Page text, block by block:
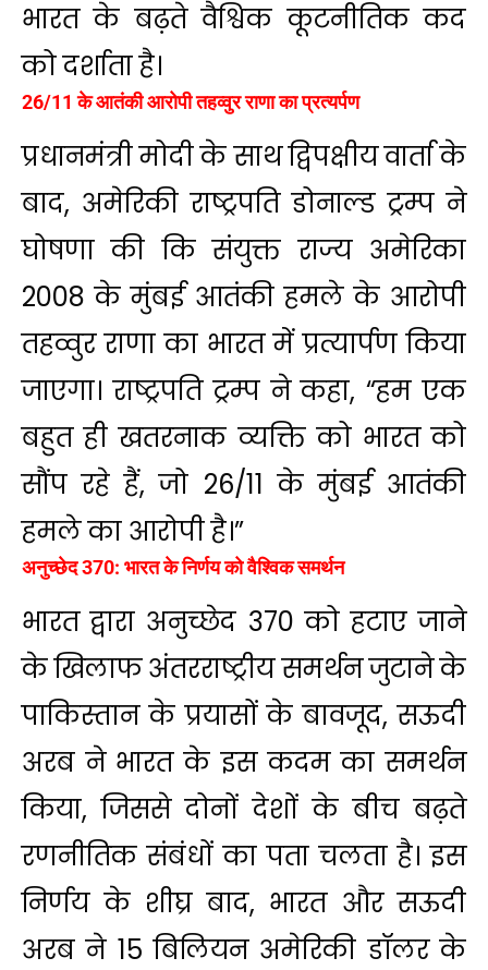
भारत के बढ़ते वैश्विक कूटनीतिक कद
को दर्शाता है।
26/11 के आतंकी आरोपी तहव्वुर राणा का प्रत्यर्पण
प्रधानमंत्री मोदी के साथ द्विपक्षीय वार्ता के
बाद, अमेरिकी राष्ट्रपति डोनाल्ड ट्रम्प ने
घोषणा की कि संयुक्त राज्य अमेरिका
2008 के मुंबई आतंकी हमले के आरोपी
तहव्वुर राणा का भारत में प्रत्यार्पण किया
जाएगा। राष्ट्रपति ट्रम्प ने कहा, “हम एक
बहुत ही खतरनाक व्यक्ति को भारत को
सौंप रहे हैं, जो 26/11 के मुंबई आतंकी
हमले का आरोपी है।”
अनुच्छेद 370: भारत के निर्णय को वैश्विक समर्थन
भारत द्वारा अनुच्छेद 370 को हटाए जाने
के खिलाफ अंतरराष्ट्रीय समर्थन जुटाने के
पाकिस्तान के प्रयासों के बावजूद, सऊदी
अरब ने भारत के इस कदम का समर्थन
किया, जिससे दोनों देशों के बीच बढ़ते
रणनीतिक संबंधों का पता चलता है। इस
निर्णय के शीघ्र बाद, भारत और सऊदी
अरब ने 15 बिलियन अमेरिकी डॉलर के